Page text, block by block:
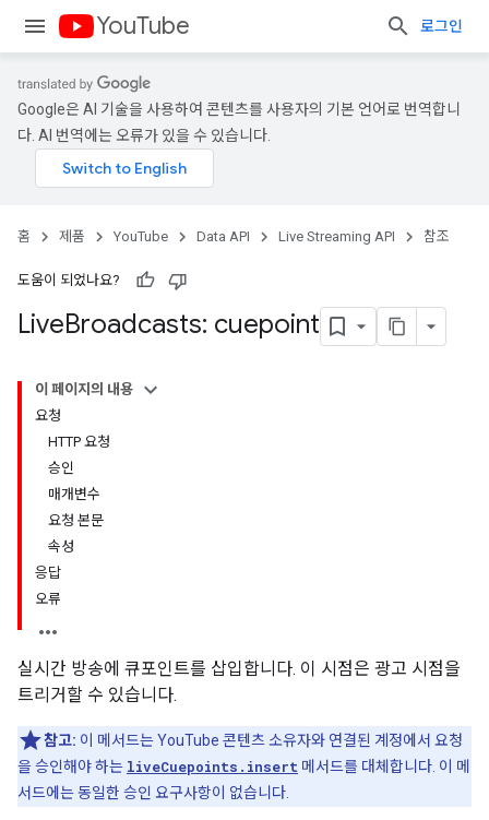
YouTube 로그인
Google은 AI 기술을 사용하여 콘텐츠를 사용자의 기본 언어로 번역합니
다. AI 번역에는 오류가 있을 수 있습니다.
홈 제품 YouTube Data API Live Streaming API 참조
도움이 되었나요?
LiveBroadcasts: cuepoint
이 페이지의 내용
요청
HTTP 요청
승인
매개변수
요청 본문
속성
응답
오류
실시간 방송에 큐포인트를 삽입합니다. 이 시점은 광고 시점을
트리거할 수 있습니다.
참고: 이 메서드는 YouTube 콘텐츠 소유자와 연결된 계정에서 요청
을 승인해야 하는 liveCuepoints.insert 메서드를 대체합니다. 이 메
서드에는 동일한 승인 요구사항이 없습니다.